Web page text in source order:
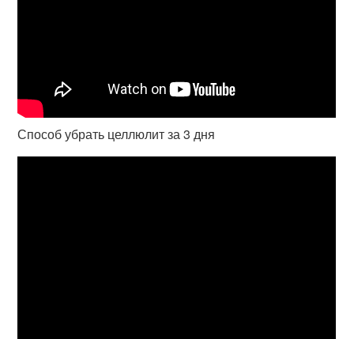
Способ убрать целлюлит за 3 дня